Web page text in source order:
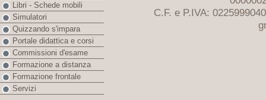
C.F. e P.IVA:
Libri - Schede mobili
Simulatori
Quizzando s'impara
Portale didattica e corsi
Commissioni d'esame
Formazione a distanza
Formazione frontale
Servizi